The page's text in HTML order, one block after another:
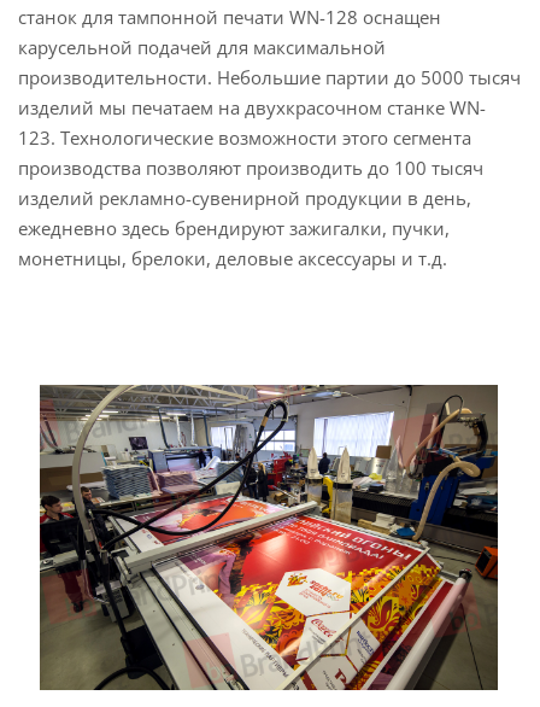
станок для тампонной печати WN-128 оснащен
карусельной подачей для максимальной
производительности. Небольшие партии до 5000 тысяч
изделий мы печатаем на двухкрасочном станке WN-
123. Технологические возможности этого сегмента
производства позволяют производить до 100 тысяч
изделий рекламно-сувенирной продукции в день,
ежедневно здесь брендируют зажигалки, пучки,
монетницы, брелоки, деловые аксессуары и т.д.